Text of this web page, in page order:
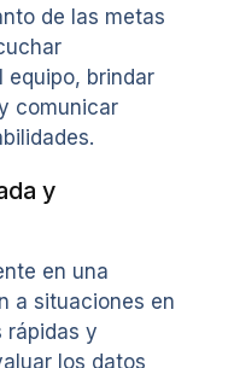
de las metas
equipo, brindar
comunicar
y
en una
a situaciones en
rápidas y
los datos